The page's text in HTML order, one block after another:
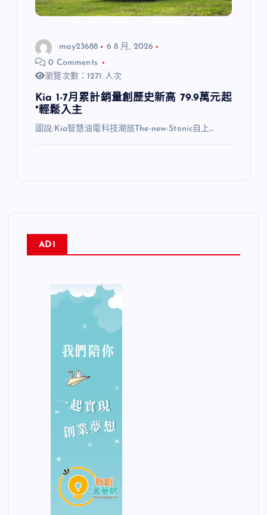
may23688
6 8 月, 2026
0 Comments
瀏覽次數：1271 人次
Kia 1-7月累計銷量創歷史新高 79.9萬元起
*輕鬆入主
圖說:Kia智慧油電科技潮旅The-new-Stonic自上…
AD1